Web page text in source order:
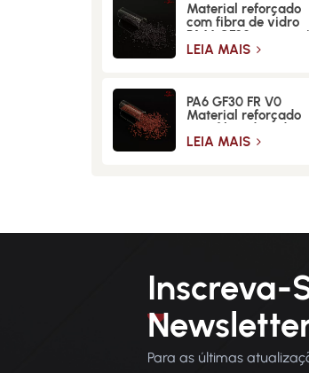
Material reforçado
com fibra de vidro
PA66 GF30 para
resistência e
LEIA MAIS
PA6 GF30 FR V0
Material reforçado
com fibra de vidro
retardante de
LEIA MAIS
Inscreva-
Para as últimas